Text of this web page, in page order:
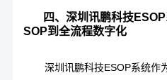
四、深圳讯鹏科技
SOP到全流程数字化
深圳讯鹏科技ESOP系统作